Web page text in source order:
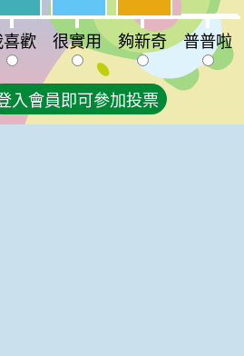
歡:21%
普普啦:2%
喜歡 很實用 夠新奇 普普啦
入會員即可參加投票